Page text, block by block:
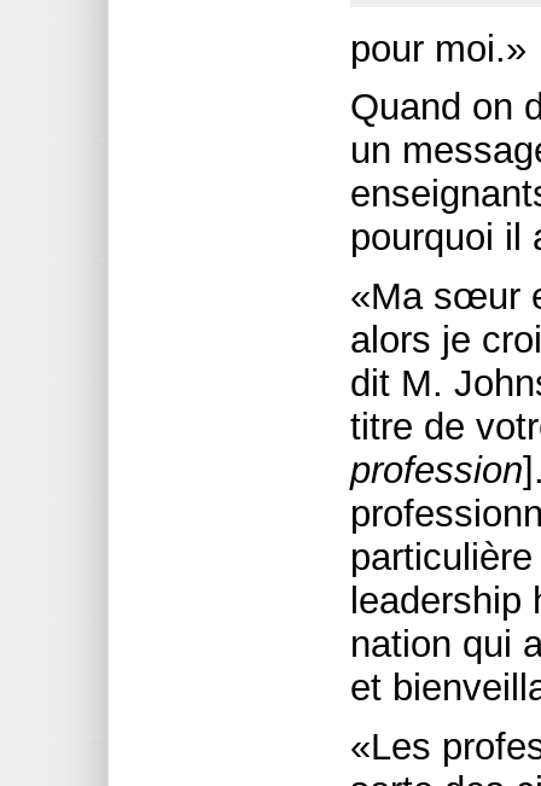
pour moi.»
Quand on
un
pourquoi il
«Ma sœur
alors je
dit M.
titre de
profession
nation qui
et
«Les